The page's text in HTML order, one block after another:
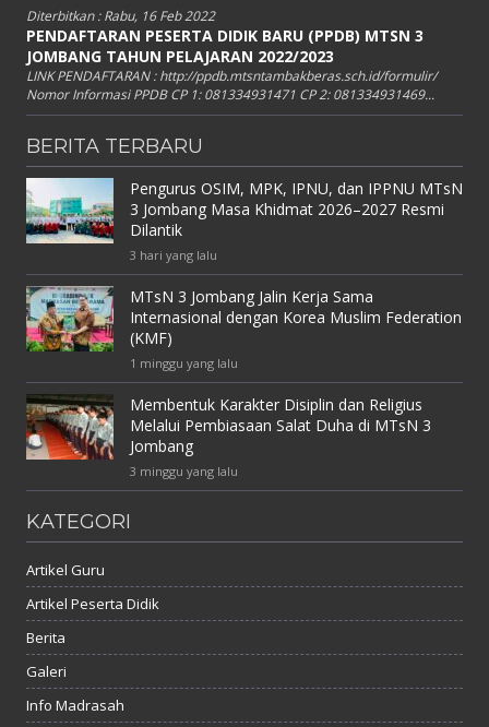
Diterbitkan :Rabu, 16 Feb 2022
PENDAFTARAN PESERTA DIDIK BARU (PPDB) MTSN 3
JOMBANG TAHUN PELAJARAN 2022/2023
LINK PENDAFTARAN : http://ppdb.mtsntambakberas.sch.id/formulir/
Nomor Informasi PPDB CP 1: 081334931471 CP 2: 081334931469...
BERITA TERBARU
Pengurus OSIM, MPK, IPNU, dan IPPNU MTsN
3 Jombang Masa Khidmat 2026–2027 Resmi
Dilantik
3 hari yang lalu
MTsN 3 Jombang Jalin Kerja Sama
Internasional dengan Korea Muslim Federation
(KMF)
1 minggu yang lalu
Membentuk Karakter Disiplin dan Religius
Melalui Pembiasaan Salat Duha di MTsN 3
Jombang
3 minggu yang lalu
KATEGORI
Artikel Guru
Artikel Peserta Didik
Berita
Galeri
Info Madrasah